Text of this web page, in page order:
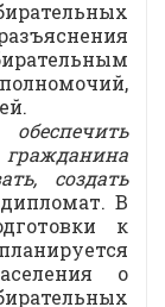
создать
В
к
о